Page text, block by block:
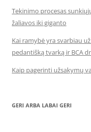
Tekinimo procesas
žaliavos iki giganto
Kai ramybė yra svarbiau
pedantišką tvarką ir BCA
Kaip pagerinti užsakymų
GERI ARBA LABAI GERI